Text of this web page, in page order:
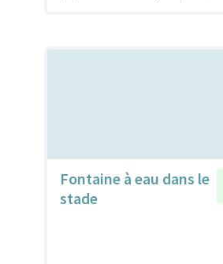
Fontaine à eau dans le
stade